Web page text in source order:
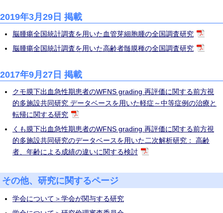
2019年3月29日 掲載
脳腫瘍全国統計調査を用いた血管芽細胞腫の全国調査研究
脳腫瘍全国統計調査を用いた高齢者髄膜種の全国調査研究
2017年9月27日 掲載
クモ膜下出血急性期患者のWFNS grading 再評価に関する前方視
的多施設共同研究 データベースを用いた軽症～中等症例の治療と
転帰に関する研究
くも膜下出血急性期患者のWFNS grading 再評価に関する前方視
的多施設共同研究のデータベースを用いた二次解析研究： 高齢
者、年齢による成績の違いに関する検討
その他、研究に関するページ
学会について＞学会が関与する研究